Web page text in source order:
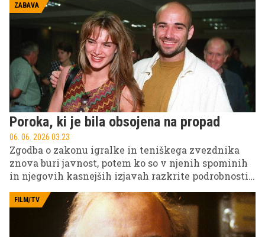
življenje polno burnih razmerij, kratkih zakonov in
strastnih ljubezenskih zgodb, ki so pogosto polnile
naslovnice po vsem svetu.
ZABAVA
Poroka, ki je bila obsojena na propad
06. 06. 2026 03.23
Zgodba o zakonu igralke in teniškega zvezdnika
znova buri javnost, potem ko so v njenih spominih
in njegovih kasnejših izjavah razkrite podrobnosti,
samega začetka.
FILM/TV